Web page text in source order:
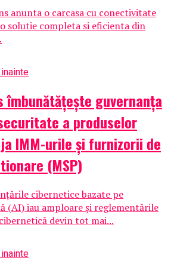
anunta o carcasa cu conectivitate
solutie completa si eficienta din
îmbunătățește guvernanța
a produselor
IMM-urile și furnizorii de
(MSP)
cibernetice bazate pe
(AI) iau amploare și reglementările
devin tot mai...